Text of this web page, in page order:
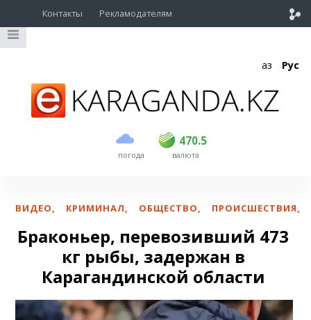
Контакты Рекламодателям
Қаз Рус
погода
470.5
USD 468 470.5
EUR валюта
ВИДЕО, КРИМИНАЛ, ОБЩЕСТВО, ПРОИСШЕСТВИЯ,
Браконьер, перевозивший 473
кг рыбы, задержан в
Карагандинской области